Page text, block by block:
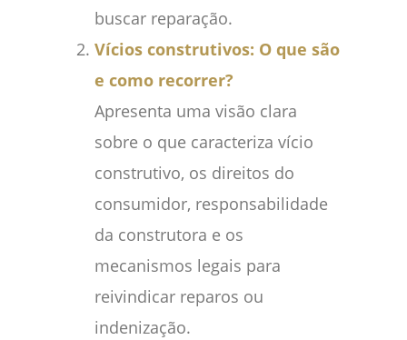
buscar reparação.
Vícios construtivos: O que são
e como recorrer?
Apresenta uma visão clara
sobre o que caracteriza vício
construtivo, os direitos do
consumidor, responsabilidade
da construtora e os
mecanismos legais para
reivindicar reparos ou
indenização.